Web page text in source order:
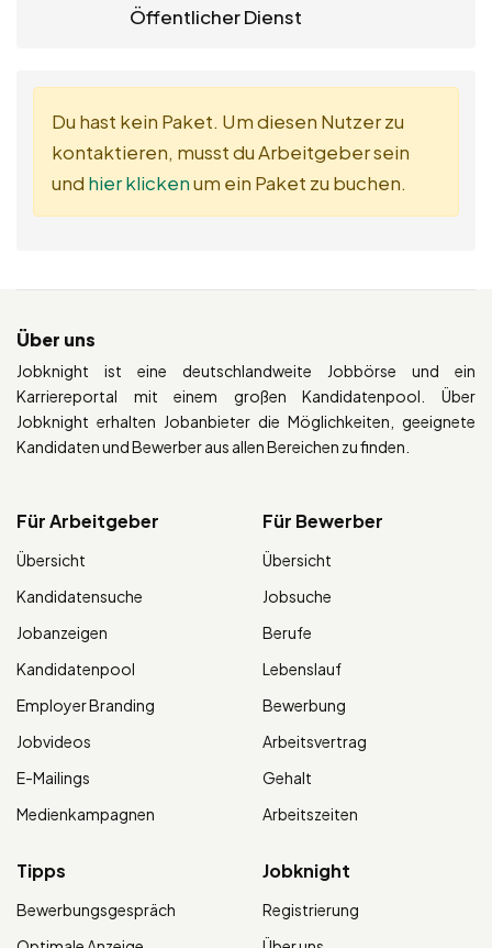
Öffentlicher Dienst
Du hast kein Paket. Um diesen Nutzer zu
kontaktieren, musst du Arbeitgeber sein
und hier klickenum ein Paket zu buchen.
Über uns
Jobknight ist eine deutschlandweite Jobbörse und ein
Karriereportal mit einem großen Kandidatenpool. Über
Jobknight erhalten Jobanbieter die Möglichkeiten, geeignete
Kandidaten und Bewerber aus allen Bereichen zu finden.
Für Arbeitgeber
Übersicht
Kandidatensuche
Jobanzeigen
Kandidatenpool
Employer Branding
Jobvideos
E-Mailings
Medienkampagnen
Für Bewerber
Übersicht
Jobsuche
Berufe
Lebenslauf
Bewerbung
Arbeitsvertrag
Gehalt
Arbeitszeiten
Tipps
Bewerbungsgespräch
Jobknight
Registrierung